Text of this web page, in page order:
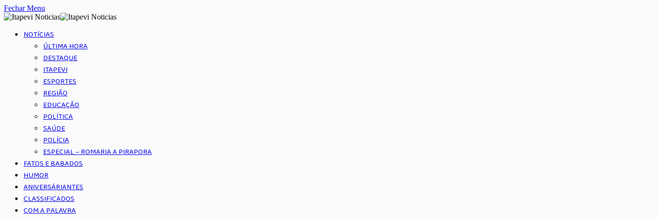
Fechar Menu
NOTÍCIAS
ÚLTIMA HORA
DESTAQUE
ITAPEVI
ESPORTES
REGIÃO
EDUCAÇÃO
POLÍTICA
SAÚDE
POLÍCIA
ESPECIAL – ROMARIA A PIRAPORA
FATOS E BABADOS
HUMOR
ANIVERSÁRIANTES
CLASSIFICADOS
COM A PALAVRA